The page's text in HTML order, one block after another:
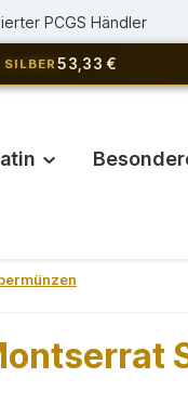
PCGS Händler
SILBER 53,33 €